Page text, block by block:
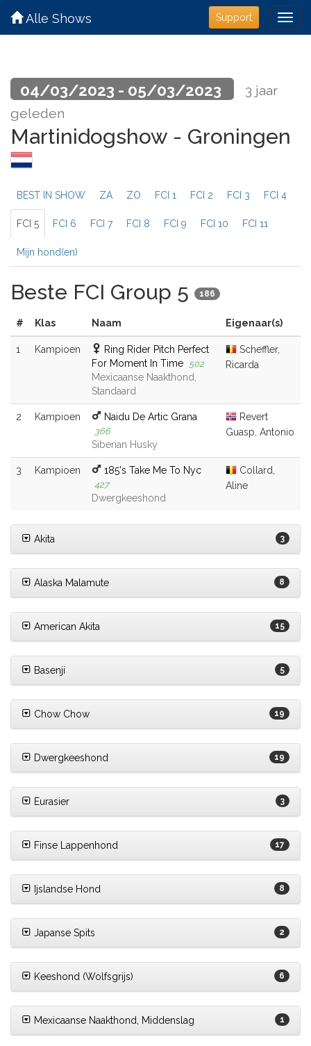
Support
Alle Shows
04/03/2023 - 05/03/2023
3 jaar
geleden
Martinidogshow - Groningen
BEST IN SHOW ZA ZO FCI 1 FCI 2 FCI 3 FCI 4
FCI 5 FCI 6 FCI 7 FCI 8 FCI 9 FCI 10 FCI 11
Mijn hond(en)
Beste FCI Group 5 186
# Klas Naam Eigenaar(s)
1 Kampioen
Ring Rider Pitch Perfect
For Moment In Time 502
Mexicaanse Naakthond,
Standaard
Scheffler,
Ricarda
2 Kampioen Naidu De Artic Grana
366
Siberian Husky
Revert
Guasp, Antonio
3 Kampioen 185’s Take Me To Nyc
427
Dwergkeeshond
Collard,
Aline
Akita 3
Alaska Malamute 8
American Akita 15
Basenji 5
Chow Chow 19
Dwergkeeshond 19
Eurasier 3
Finse Lappenhond 17
Ijslandse Hond 8
Japanse Spits 2
Keeshond (Wolfsgrijs) 6
Mexicaanse Naakthond, Middenslag 1